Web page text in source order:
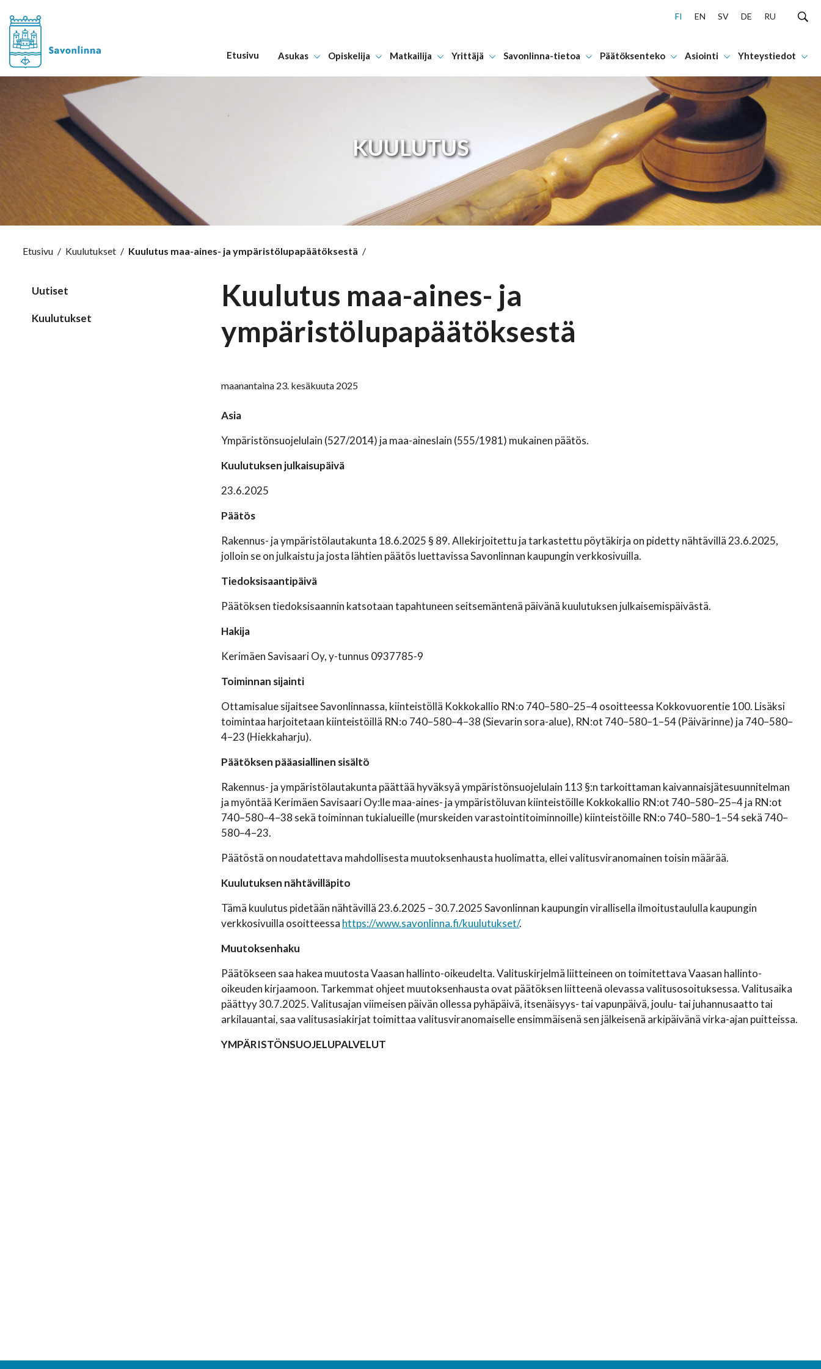
Hyppää sisältöön
FI EN SV DE RU
Etusivu Asukas Opiskelija Matkailija Yrittäjä Savonlinna-tietoa Päätöksenteko Asiointi Yhteystiedot
KUULUTUS
Etusivu / Kuulutukset / Kuulutus maa-aines- ja ympäristölupapäätöksestä /
Uutiset
Kuulutukset
Kuulutus maa-aines- ja
ympäristölupapäätöksestä
maanantaina 23. kesäkuuta 2025
Asia
Ympäristönsuojelulain (527/2014) ja maa-aineslain (555/1981) mukainen päätös.
Kuulutuksen julkaisupäivä
23.6.2025
Päätös
Rakennus- ja ympäristölautakunta 18.6.2025 § 89. Allekirjoitettu ja tarkastettu pöytäkirja on pidetty nähtävillä 23.6.2025,
jolloin se on julkaistu ja josta lähtien päätös luettavissa Savonlinnan kaupungin verkkosivuilla.
Tiedoksisaantipäivä
Päätöksen tiedoksisaannin katsotaan tapahtuneen seitsemäntenä päivänä kuulutuksen julkaisemispäivästä.
Hakija
Kerimäen Savisaari Oy, y-tunnus 0937785-9
Toiminnan sijainti
Ottamisalue sijaitsee Savonlinnassa, kiinteistöllä Kokkokallio RN:o 740–580–25–4 osoitteessa Kokkovuorentie 100. Lisäksi
toimintaa harjoitetaan kiinteistöillä RN:o 740–580–4–38 (Sievarin sora-alue), RN:ot 740–580–1–54 (Päivärinne) ja 740–580–
4–23 (Hiekkaharju).
Päätöksen pääasiallinen sisältö
Rakennus- ja ympäristölautakunta päättää hyväksyä ympäristönsuojelulain 113 §:n tarkoittaman kaivannaisjätesuunnitelman
ja myöntää Kerimäen Savisaari Oy:lle maa-aines- ja ympäristöluvan kiinteistöille Kokkokallio RN:ot 740–580–25–4 ja RN:ot
740–580–4–38 sekä toiminnan tukialueille (murskeiden varastointitoiminnoille) kiinteistöille RN:o 740–580–1–54 sekä 740–
580–4–23.
Päätöstä on noudatettava mahdollisesta muutoksenhausta huolimatta, ellei valitusviranomainen toisin määrää.
Kuulutuksen nähtävilläpito
Tämä kuulutus pidetään nähtävillä 23.6.2025 – 30.7.2025 Savonlinnan kaupungin virallisella ilmoitustaululla kaupungin
verkkosivuilla osoitteessa https://www.savonlinna.fi/kuulutukset/.
Muutoksenhaku
Päätökseen saa hakea muutosta Vaasan hallinto-oikeudelta. Valituskirjelmä liitteineen on toimitettava Vaasan hallinto-
oikeuden kirjaamoon. Tarkemmat ohjeet muutoksenhausta ovat päätöksen liitteenä olevassa valitusosoituksessa. Valitusaika
päättyy 30.7.2025. Valitusajan viimeisen päivän ollessa pyhäpäivä, itsenäisyys- tai vapunpäivä, joulu- tai juhannusaatto tai
arkilauantai, saa valitusasiakirjat toimittaa valitusviranomaiselle ensimmäisenä sen jälkeisenä arkipäivänä virka-ajan puitteissa.
YMPÄRISTÖNSUOJELUPALVELUT